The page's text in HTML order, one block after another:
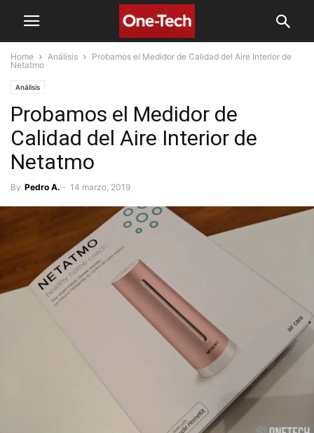
Home Análisis
Probamos el Medidor de Calidad del Aire Interior de
Netatmo
Análisis
Probamos el Medidor de
Calidad del Aire Interior de
Netatmo
By Pedro A. - 14 marzo, 2019